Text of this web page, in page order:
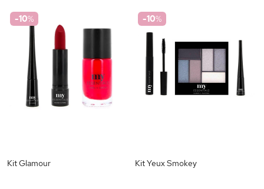
-10%
Kit Glamour
-10%
Kit Yeux Smokey